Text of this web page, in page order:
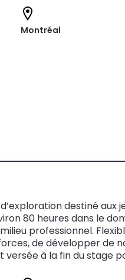
Montréal
destiné aux
80 heures dans le
professionnel.
de développer
à la fin du stage